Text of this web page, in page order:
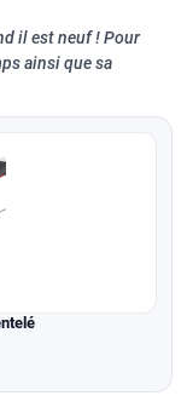
il est neuf ! Pour
ainsi que sa